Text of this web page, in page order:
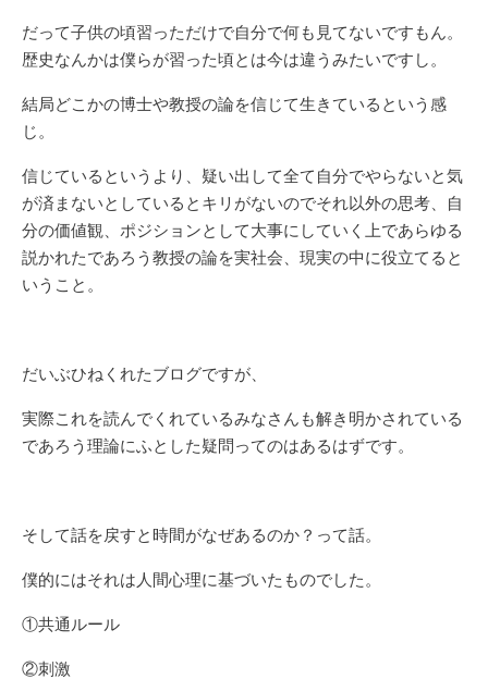
だって子供の頃習っただけで自分で何も見てないですもん。
歴史なんかは僕らが習った頃とは今は違うみたいですし。
結局どこかの博士や教授の論を信じて生きているという感
じ。
信じているというより、疑い出して全て自分でやらないと気
が済まないとしているとキリがないのでそれ以外の思考、自
分の価値観、ポジションとして大事にしていく上であらゆる
説かれたであろう教授の論を実社会、現実の中に役立てると
いうこと。
だいぶひねくれたブログですが、
実際これを読んでくれているみなさんも解き明かされている
であろう理論にふとした疑問ってのはあるはずです。
そして話を戻すと時間がなぜあるのか？って話。
僕的にはそれは人間心理に基づいたものでした。
①共通ルール
②刺激